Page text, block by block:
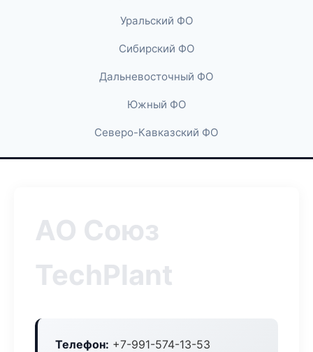
Уральский ФО
Сибирский ФО
Дальневосточный ФО
Южный ФО
Северо-Кавказский ФО
АО Союз
TechPlant
Телефон: +7-991-574-13-53